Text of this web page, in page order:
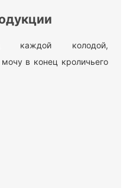
каждой колодой,
в конец кроличьего